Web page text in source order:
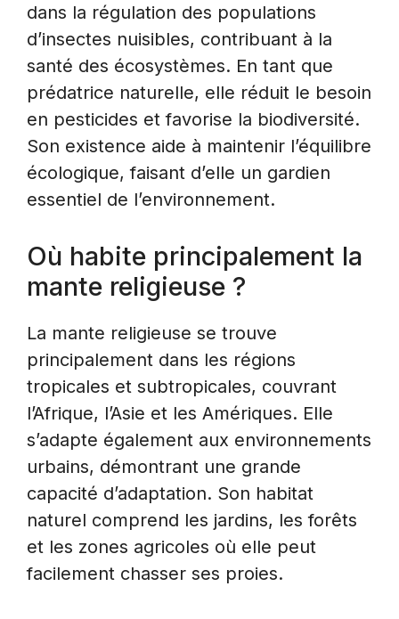
dans la régulation des populations
d’insectes nuisibles, contribuant à la
santé des écosystèmes. En tant que
prédatrice naturelle, elle réduit le besoin
en pesticides et favorise la biodiversité.
Son existence aide à maintenir l’équilibre
écologique, faisant d’elle un gardien
essentiel de l’environnement.
Où habite principalement la
mante religieuse ?
La mante religieuse se trouve
principalement dans les régions
tropicales et subtropicales, couvrant
l’Afrique, l’Asie et les Amériques. Elle
s’adapte également aux environnements
urbains, démontrant une grande
capacité d’adaptation. Son habitat
naturel comprend les jardins, les forêts
et les zones agricoles où elle peut
facilement chasser ses proies.